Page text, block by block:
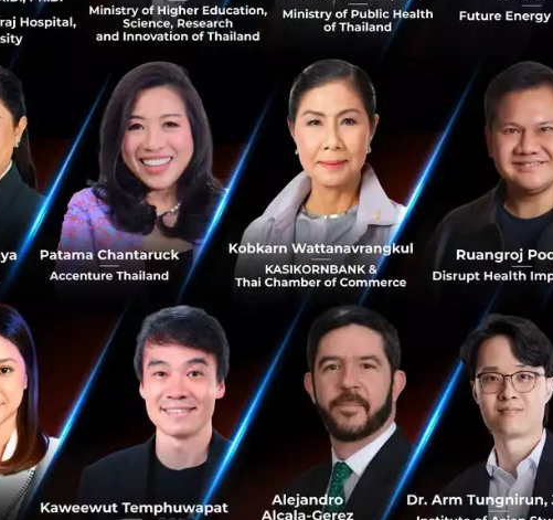
Goldman Sachs
No comment
3 เรื่องที่ประเทศไทยต้อง Focus สร้างคน–
นวัตกรรม–ปฏิรูประบบราชการ เพื่อยกระดับขีดความ
สามารถประเทศ
นายอนุทิน ชาญวีรกูล นายกรัฐมนตรีและรัฐมนตรีว่าการ
กระทรวงมหาดไทย กล่าวปาฐกถาพิเศษในหัวข้อ “ฝ่าวิกฤติ
รับมือระเบียบโลกใหม่” ในงาน The INTANIA Forum...
สิงหาคม 6, 2026| ByTechsauce Team